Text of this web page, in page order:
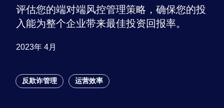
Dispute Resolve
Chargeback guarantee
Account Secure
资源
资源中心
博客
公司
职业发展
评估您的端对端风控管理策略，确保您的投
入能为整个企业带来最佳投资回报率。
2023年 4月
反欺诈管理 运营效率